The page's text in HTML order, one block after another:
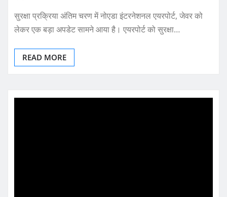
सुरक्षा प्रक्रिया अंतिम चरण में नोएडा इंटरनेशनल एयरपोर्ट, जेवर को
लेकर एक बड़ा अपडेट सामने आया है। एयरपोर्ट को सुरक्षा…
READ MORE